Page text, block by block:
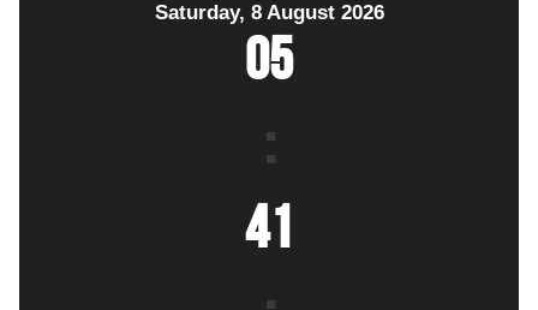
Saturday, 8 August 2026
05
:
41